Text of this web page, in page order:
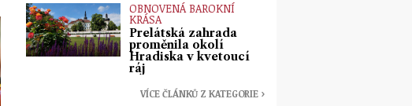
OBNOVENÁ BAROKNÍ
KRÁSA
Prelátská zahrada
proměnila okolí
Hradiska v kvetoucí
ráj
VÍCE ČLÁNKŮ Z KATEGORIE ›